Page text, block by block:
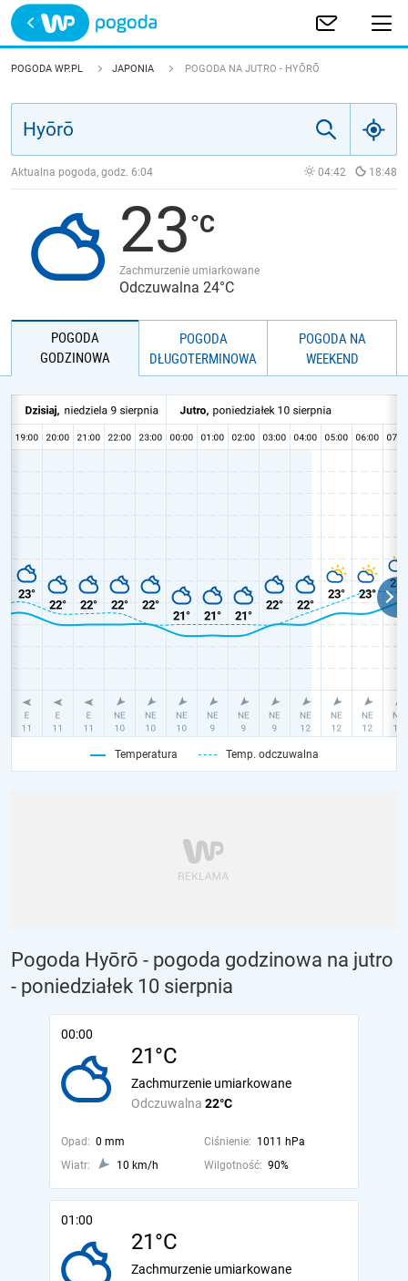
Trwa ładowanie
POLSKA
JAKOŚĆ POWIETRZA
POGODA WP.PL JAPONIA POGODA NA JUTRO - HYŌRŌ
Aktualna pogoda, godz. 6:04 04:42 18:48
23
Zachmurzenie umiarkowane
Odczuwalna 24°C
POGODA
GODZINOWA
POGODA
DŁUGOTERMINOWA
POGODA NA
WEEKEND
Temperatura Temp. odczuwalna
Pogoda Hyōrō - pogoda godzinowa na jutro
- poniedziałek 10 sierpnia
00:00
21°C
Odczuwalna 22°C
Zachmurzenie umiarkowane
Opad: 0 mm Ciśnienie: 1011 hPa
Wiatr:
10 km/h Wilgotność: 90%
01:00
21°C
Zachmurzenie umiarkowane